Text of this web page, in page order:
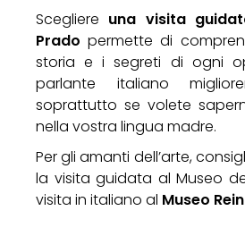
Scegliere una visita
Prado permette di
storia e i segreti di ogni
parlante italiano
soprattutto se volete
nella vostra lingua madre.
Per gli amanti dell’arte,
la visita guidata al Museo
visita in italiano al Museo